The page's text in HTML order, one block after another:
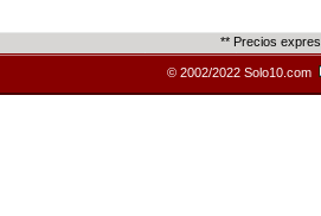
** Precios
© 2002/2022 Solo10.com